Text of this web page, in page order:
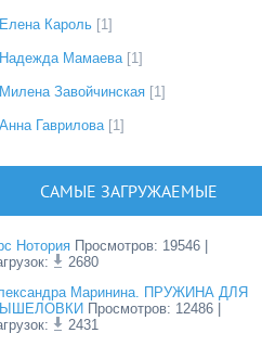
Елена Кароль [1]
Надежда Мамаева [1]
Милена Завойчинская [1]
Анна Гаврилова [1]
САМЫЕ ЗАГРУЖАЕМЫЕ
Нотория Просмотров: 19546
2680
Маринина. ПРУЖИНА ДЛЯ
Просмотров: 12486
2431